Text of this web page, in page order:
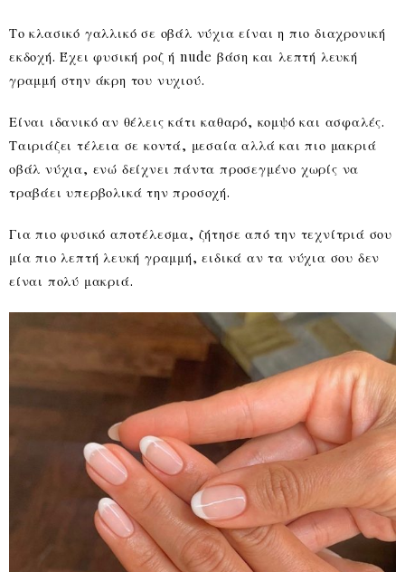
Το κλασικό γαλλικό σε οβάλ νύχια είναι η πιο διαχρονική
εκδοχή. Έχει φυσική ροζ ή nude βάση και λεπτή λευκή
γραμμή στην άκρη του νυχιού.
Είναι ιδανικό αν θέλεις κάτι καθαρό, κομψό και ασφαλές.
Ταιριάζει τέλεια σε κοντά, μεσαία αλλά και πιο μακριά
οβάλ νύχια, ενώ δείχνει πάντα προσεγμένο χωρίς να
τραβάει υπερβολικά την προσοχή.
Για πιο φυσικό αποτέλεσμα, ζήτησε από την τεχνίτριά σου
μία πιο λεπτή λευκή γραμμή, ειδικά αν τα νύχια σου δεν
είναι πολύ μακριά.